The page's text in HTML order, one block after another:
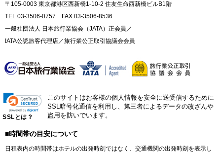
〒105-0003 東京都港区西新橋1-10-2 住友生命西新橋ビルB1階
TEL 03-3506-0757 FAX 03-3506-8536
一般社団法人 日本旅行業協会（JATA）正会員／
IATA公認旅客代理店／旅行業公正取引協議会会員
SSLとは？
このサイトはお客様の個人情報を安全に送受信するために
SSL暗号化通信を利用し、第三者によるデータの改ざんや
盗用を防いでいます。
■時間帯の目安について
日程表内の時間帯はホテルの出発時刻ではなく、交通機関の出発時刻を表示し